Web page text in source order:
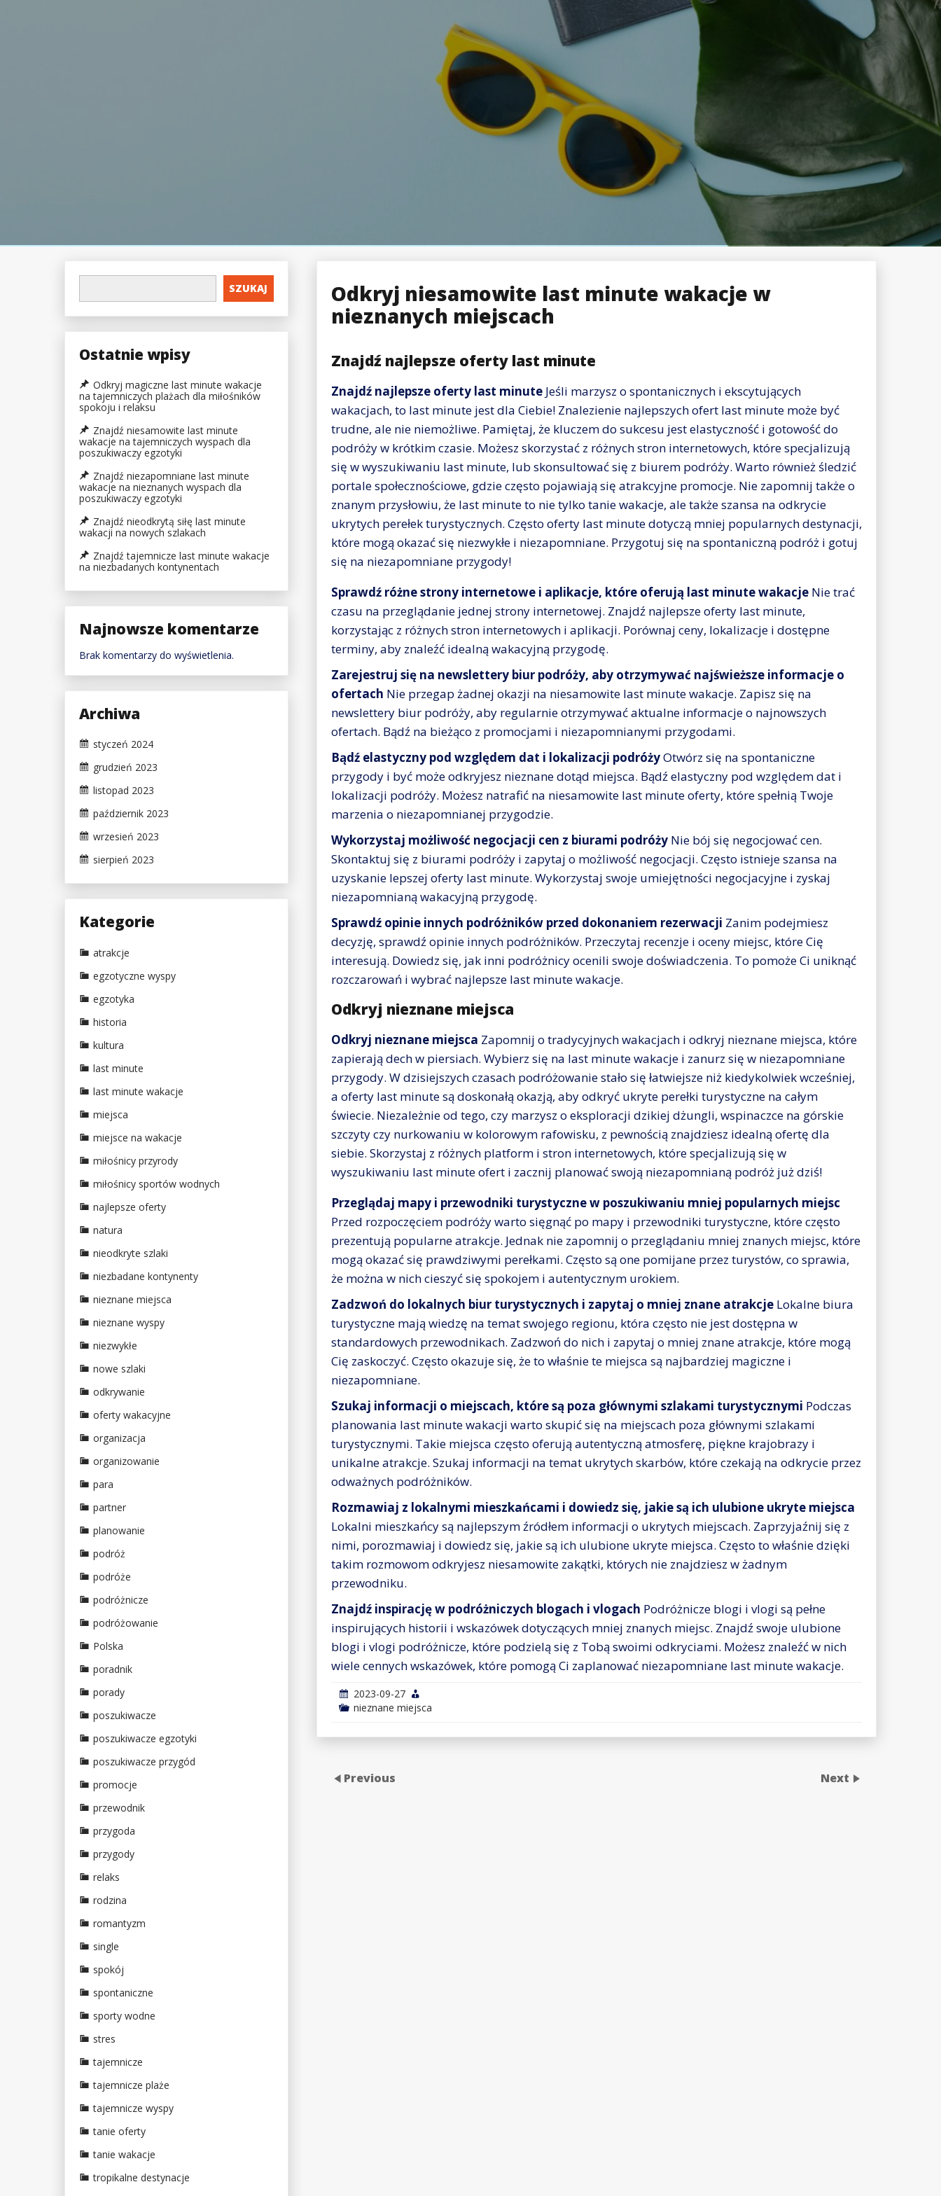
Odkryj niesamowite last minute wakacje w
nieznanych miejscach
Znajdź najlepsze oferty last minute
Znajdź najlepsze oferty last minute Jeśli marzysz o spontanicznych i ekscytujących
wakacjach, to last minute jest dla Ciebie! Znalezienie najlepszych ofert last minute może być
trudne, ale nie niemożliwe. Pamiętaj, że kluczem do sukcesu jest elastyczność i gotowość do
podróży w krótkim czasie. Możesz skorzystać z różnych stron internetowych, które specjalizują
się w wyszukiwaniu last minute, lub skonsultować się z biurem podróży. Warto również śledzić
portale społecznościowe, gdzie często pojawiają się atrakcyjne promocje. Nie zapomnij także o
znanym przysłowiu, że last minute to nie tylko tanie wakacje, ale także szansa na odkrycie
ukrytych perełek turystycznych. Często oferty last minute dotyczą mniej popularnych destynacji,
które mogą okazać się niezwykłe i niezapomniane. Przygotuj się na spontaniczną podróż i gotuj
się na niezapomniane przygody!
Sprawdź różne strony internetowe i aplikacje, które oferują last minute wakacje Nie trać
czasu na przeglądanie jednej strony internetowej. Znajdź najlepsze oferty last minute,
korzystając z różnych stron internetowych i aplikacji. Porównaj ceny, lokalizacje i dostępne
terminy, aby znaleźć idealną wakacyjną przygodę.
Zarejestruj się na newslettery biur podróży, aby otrzymywać najświeższe informacje o
ofertach Nie przegap żadnej okazji na niesamowite last minute wakacje. Zapisz się na
newslettery biur podróży, aby regularnie otrzymywać aktualne informacje o najnowszych
ofertach. Bądź na bieżąco z promocjami i niezapomnianymi przygodami.
Bądź elastyczny pod względem dat i lokalizacji podróżyOtwórz się na spontaniczne
przygody i być może odkryjesz nieznane dotąd miejsca. Bądź elastyczny pod względem dat i
lokalizacji podróży. Możesz natrafić na niesamowite last minute oferty, które spełnią Twoje
marzenia o niezapomnianej przygodzie.
Wykorzystaj możliwość negocjacji cen z biurami podróży Nie bój się negocjować cen.
Skontaktuj się z biurami podróży i zapytaj o możliwość negocjacji. Często istnieje szansa na
uzyskanie lepszej oferty last minute. Wykorzystaj swoje umiejętności negocjacyjne i zyskaj
niezapomnianą wakacyjną przygodę.
Sprawdź opinie innych podróżników przed dokonaniem rezerwacji Zanim podejmiesz
decyzję, sprawdź opinie innych podróżników. Przeczytaj recenzje i oceny miejsc, które Cię
interesują. Dowiedz się, jak inni podróżnicy ocenili swoje doświadczenia. To pomoże Ci uniknąć
rozczarowań i wybrać najlepsze last minute wakacje.
Odkryj nieznane miejsca
Odkryj nieznane miejsca Zapomnij o tradycyjnych wakacjach i odkryj nieznane miejsca, które
zapierają dech w piersiach. Wybierz się na last minute wakacje i zanurz się w niezapomniane
przygody. W dzisiejszych czasach podróżowanie stało się łatwiejsze niż kiedykolwiek wcześniej,
a oferty last minute są doskonałą okazją, aby odkryć ukryte perełki turystyczne na całym
świecie. Niezależnie od tego, czy marzysz o eksploracji dzikiej dżungli, wspinaczce na górskie
szczyty czy nurkowaniu w kolorowym rafowisku, z pewnością znajdziesz idealną ofertę dla
siebie. Skorzystaj z różnych platform i stron internetowych, które specjalizują się w
wyszukiwaniu last minute ofert i zacznij planować swoją niezapomnianą podróż już dziś!
Przeglądaj mapy i przewodniki turystyczne w poszukiwaniu mniej popularnych miejsc
Przed rozpoczęciem podróży warto sięgnąć po mapy i przewodniki turystyczne, które często
prezentują popularne atrakcje. Jednak nie zapomnij o przeglądaniu mniej znanych miejsc, które
mogą okazać się prawdziwymi perełkami. Często są one pomijane przez turystów, co sprawia,
że można w nich cieszyć się spokojem i autentycznym urokiem.
Zadzwoń do lokalnych biur turystycznych i zapytaj o mniej znane atrakcje Lokalne biura
turystyczne mają wiedzę na temat swojego regionu, która często nie jest dostępna w
standardowych przewodnikach. Zadzwoń do nich i zapytaj o mniej znane atrakcje, które mogą
Cię zaskoczyć. Często okazuje się, że to właśnie te miejsca są najbardziej magiczne i
niezapomniane.
Szukaj informacji o miejscach, które są poza głównymi szlakami turystycznymi Podczas
planowania last minute wakacji warto skupić się na miejscach poza głównymi szlakami
turystycznymi. Takie miejsca często oferują autentyczną atmosferę, piękne krajobrazy i
unikalne atrakcje. Szukaj informacji na temat ukrytych skarbów, które czekają na odkrycie przez
odważnych podróżników.
Rozmawiaj z lokalnymi mieszkańcami i dowiedz się, jakie są ich ulubione ukryte miejsca
Lokalni mieszkańcy są najlepszym źródłem informacji o ukrytych miejscach. Zaprzyjaźnij się z
nimi, porozmawiaj i dowiedz się, jakie są ich ulubione ukryte miejsca. Często to właśnie dzięki
takim rozmowom odkryjesz niesamowite zakątki, których nie znajdziesz w żadnym
przewodniku.
Znajdź inspirację w podróżniczych blogach i vlogach Podróżnicze blogi i vlogi są pełne
inspirujących historii i wskazówek dotyczących mniej znanych miejsc. Znajdź swoje ulubione
blogi i vlogi podróżnicze, które podzielą się z Tobą swoimi odkryciami. Możesz znaleźć w nich
wiele cennych wskazówek, które pomogą Ci zaplanować niezapomniane last minute wakacje.
2023-09-27
nieznane miejsca
Previous Next
SZUKAJ
Ostatnie wpisy
Odkryj magiczne last minute wakacje
na tajemniczych plażach dla miłośników
spokoju i relaksu
Znajdź niesamowite last minute
wakacje na tajemniczych wyspach dla
poszukiwaczy egzotyki
Znajdź niezapomniane last minute
wakacje na nieznanych wyspach dla
poszukiwaczy egzotyki
Znajdź nieodkrytą siłę last minute
wakacji na nowych szlakach
Znajdź tajemnicze last minute wakacje
na niezbadanych kontynentach
Najnowsze komentarze
Brak komentarzy do wyświetlenia.
Archiwa
styczeń 2024
grudzień 2023
listopad 2023
październik 2023
wrzesień 2023
sierpień 2023
Kategorie
atrakcje
egzotyczne wyspy
egzotyka
historia
kultura
last minute
last minute wakacje
miejsca
miejsce na wakacje
miłośnicy przyrody
miłośnicy sportów wodnych
najlepsze oferty
natura
nieodkryte szlaki
niezbadane kontynenty
nieznane miejsca
nieznane wyspy
niezwykłe
nowe szlaki
odkrywanie
oferty wakacyjne
organizacja
organizowanie
para
partner
planowanie
podróż
podróże
podróżnicze
podróżowanie
Polska
poradnik
porady
poszukiwacze
poszukiwacze egzotyki
poszukiwacze przygód
promocje
przewodnik
przygoda
przygody
relaks
rodzina
romantyzm
single
spokój
spontaniczne
sporty wodne
stres
tajemnicze
tajemnicze plaże
tajemnicze wyspy
tanie oferty
tanie wakacje
tropikalne destynacje